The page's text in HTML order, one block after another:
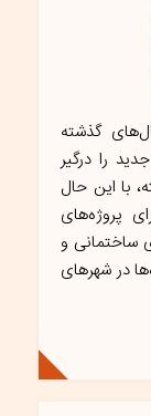
گذشته
را درگیر
با این حال
پروژه‌های
ساختمانی و
در شهرهای